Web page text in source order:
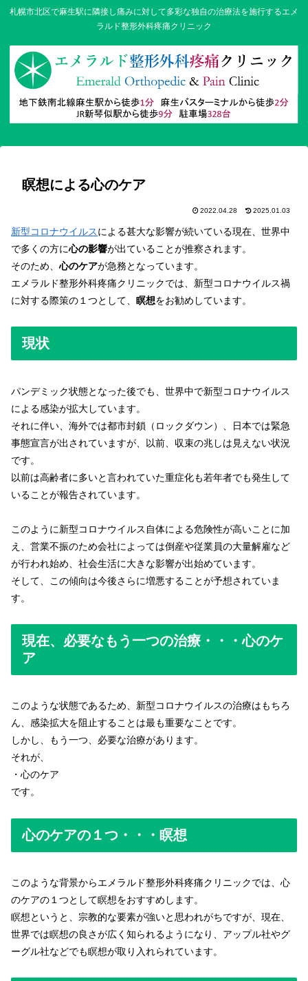
札幌市北区で麻生駅に隣接し痛みに対して多彩な独自の治療法を施行するエメ
ラルド整形外科疼痛クリニック
瞑想による心のケア
2022.04.28 2025.01.03
新型コロナウイルスによる甚大な影響が続いている現在、世界中
で多くの方に心の影響が出ていることが推察されます。
そのため、 心のケアが急務となっています。
エメラルド整形外科疼痛クリニックでは、新型コロナウイルス禍
に対する際策の１つとして、 瞑想をお勧めしています。
現状
パンデミック状態となった後でも、世界中で新型コロナウイルス
による感染が拡大しています。
それに伴い、海外では都市封鎖（ロックダウン）、日本では緊急
事態宣言が出されていますが、以前、収束の兆しは見えない状況
です。
以前は高齢者に多いと言われていた重症化も若年者でも発生して
いることが報告されています。
このように新型コロナウイルス自体による危険性が高いことに加
え、営業不振のため会社によっては倒産や従業員の大量解雇など
が行われ始め、社会生活に大きな影響が出始めています。
そして、この傾向は今後さらに増悪することが予想されていま
す。
現在、必要なもう一つの治療・・・心のケ
ア
このような状態であるため、新型コロナウイルスの治療はもちろ
ん、感染拡大を阻止することは最も重要なことです。
しかし、もう一つ、必要な治療があります。
それが、
・心のケア
です。
心のケアの１つ・・・瞑想
このような背景からエメラルド整形外科疼痛クリニックでは、心
のケアの１つとして瞑想をおすすめします。
瞑想というと、宗教的な要素が強いと思われがちですが、現在、
世界では瞑想の良さが広く知られるようになり、アップル社やグ
ーグル社などでも瞑想が取り入れられています。